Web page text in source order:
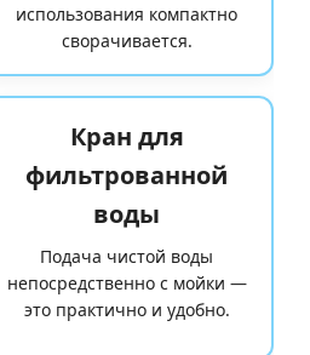
использования компактно
сворачивается.
Кран для
фильтрованной
воды
Подача чистой воды
непосредственно с мойки —
это практично и удобно.